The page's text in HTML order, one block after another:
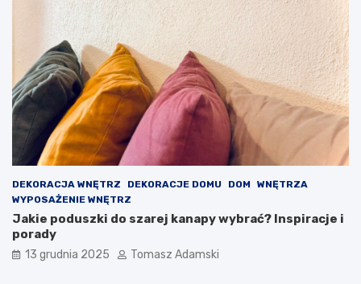
DEKORACJA WNĘTRZ DEKORACJE DOMU DOM
WNĘTRZA
WYPOSAŻENIE WNĘTRZ
Jakie poduszki do szarej kanapy wybrać? Inspiracje i
porady
13 grudnia 2025 Tomasz Adamski